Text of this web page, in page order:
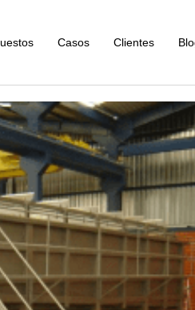
Casos Clientes